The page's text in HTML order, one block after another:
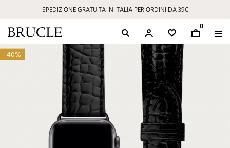
SPEDIZIONE GRATUITA IN ITALIA PER ORDINI DA 39€
0
-40%